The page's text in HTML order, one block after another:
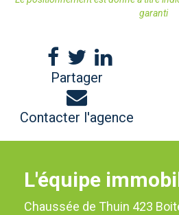
garanti
Partager
Contacter l'agence
L'équipe
Chaussée de Thuin 423